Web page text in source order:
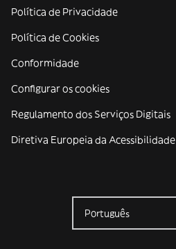
Política de Privacidade
Política de Cookies
Conformidade
Configurar os cookies
Regulamento dos Serviços Digitais
Diretiva Europeia da Acessibilidade